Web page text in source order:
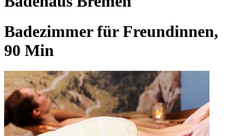
Badezimmer für Freundinnen,
90 Min